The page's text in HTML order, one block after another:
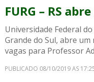
FURG – RS
Universidade Federal do
Grande do Sul, abre
vagas para Professor
PUBLICADO 08/10/2019 AS